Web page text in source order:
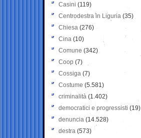
Casini (119)
Centrodestra in Liguria (35)
Chiesa (276)
Cina (10)
Comune (342)
Coop (7)
Cossiga (7)
Costume (5.581)
criminalità (1.402)
democratici e progressisti (19)
denuncia (14.528)
destra (573)